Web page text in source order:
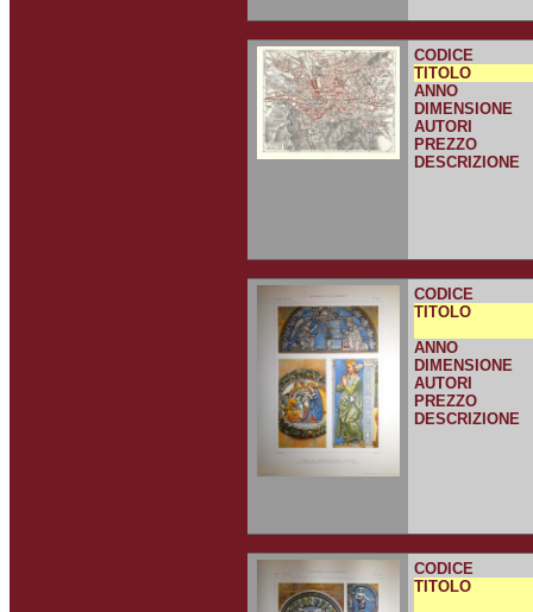
CODICE
TITOLO
ANNO
DIMENSIONE
AUTORI
PREZZO
DESCRIZIONE
CODICE
TITOLO
ANNO
DIMENSIONE
AUTORI
PREZZO
DESCRIZIONE
CODICE
TITOLO